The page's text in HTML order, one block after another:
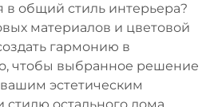
в общий стиль интерьера?
материалов и цветовой
гармонию в
чтобы выбранное решение
эстетическим